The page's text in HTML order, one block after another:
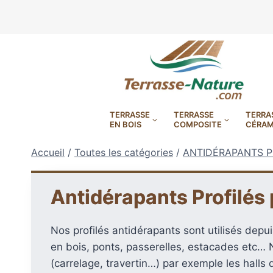
TERRASSE
EN BOIS
LAMES DE
EN BOIS
TERRASSE
COMPOSITE
LAMES DE
BOIS COMPOSITE
LAMES DE
DURA EN
BANDES
POUR TERRASSE EN
BANDES BITUMES
LAMES DE BARDAGE
XTRACLAD À CLAIRE VOIE
Accueil / Toutes les catégories / ANTIDÉRAPANTS
Antidérapants Profilés
Nos profilés antidérapants sont utilisés
en bois, ponts, passerelles, estacades etc…
(carrelage, travertin…) par exemple les halls